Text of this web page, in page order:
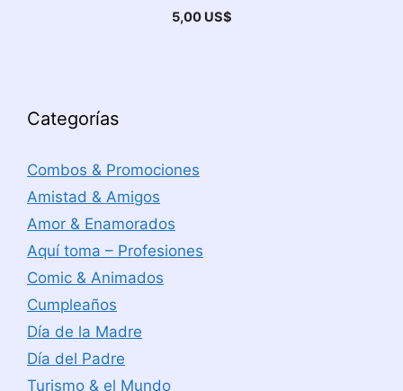
5,00 US$
Categorías
Combos & Promociones
Amistad & Amigos
Amor & Enamorados
Aquí toma – Profesiones
Comic & Animados
Cumpleaños
Día de la Madre
Día del Padre
Turismo & el Mundo